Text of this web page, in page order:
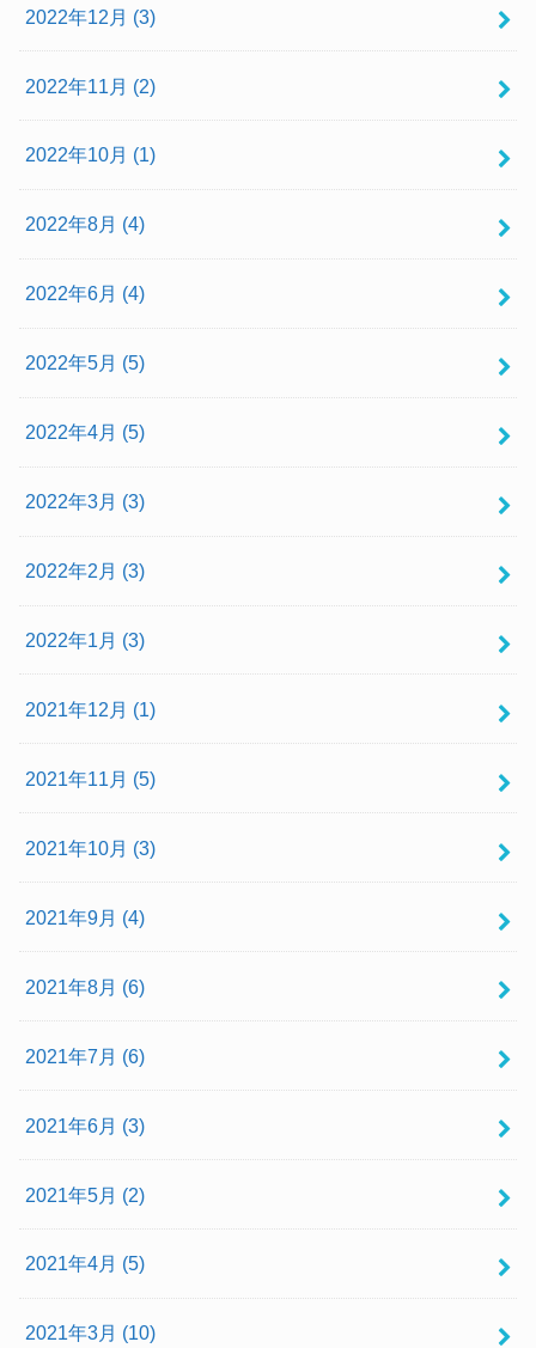
2022年12月 (3)
2022年11月 (2)
2022年10月 (1)
2022年8月 (4)
2022年6月 (4)
2022年5月 (5)
2022年4月 (5)
2022年3月 (3)
2022年2月 (3)
2022年1月 (3)
2021年12月 (1)
2021年11月 (5)
2021年10月 (3)
2021年9月 (4)
2021年8月 (6)
2021年7月 (6)
2021年6月 (3)
2021年5月 (2)
2021年4月 (5)
2021年3月 (10)